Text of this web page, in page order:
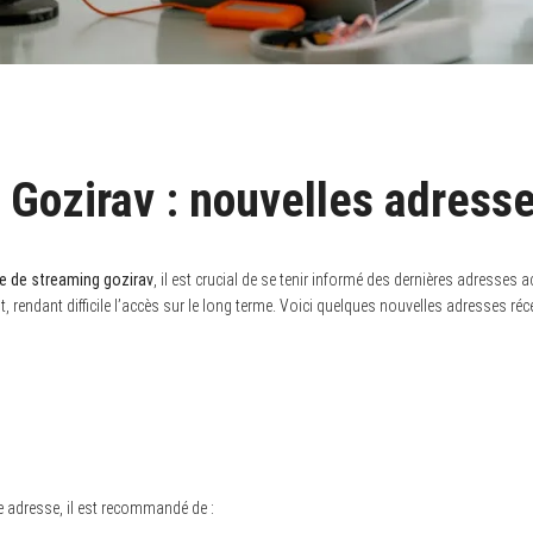
: nouvelles
de streaming gozirav, il est crucial de se tenir informé des dernières adresses
rendant difficile l’accès sur le long terme. Voici quelques nouvelles adresses
adresse, il est recommandé de :